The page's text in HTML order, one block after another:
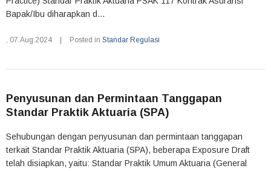
Bapak/Ibu diharapkan d...
, 07.Aug.2024 Posted in Standar Regulasi
Penyusunan dan Permintaan Tanggapan
Standar Praktik Aktuaria (SPA)
Sehubungan dengan penyusunan dan permintaan tanggapan
terkait Standar Praktik Aktuaria (SPA), beberapa Exposure Draft
telah disiapkan, yaitu: Standar Praktik Umum Aktuaria (General